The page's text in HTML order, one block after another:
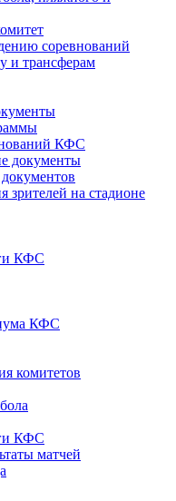
соревнований
и трансферам
КФС
документы
зрителей на стадионе
КФС
КФС
комитетов
КФС
матчей